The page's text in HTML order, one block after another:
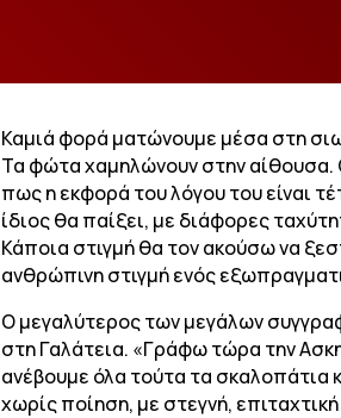
Καμιά φορά ματώνουμε μέσα στη
Τα φώτα χαμηλώνουν στην αίθουσα.
πως η εκφορά του λόγου του είναι
ίδιος θα παίξει, με διάφορες
Κάποια στιγμή θα τον ακούσω να
ανθρώπινη στιγμή ενός
Ο μεγαλύτερος των μεγάλων
στη Γαλάτεια. «Γράφω τώρα την
ανέβουμε όλα τούτα τα
χωρίς ποίηση, με στεγνή,